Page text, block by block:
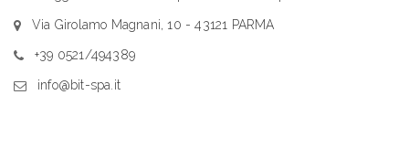
Via Girolamo Magnani, 10 - 43121 PARMA
+39 0521/494389
info@bit-spa.it